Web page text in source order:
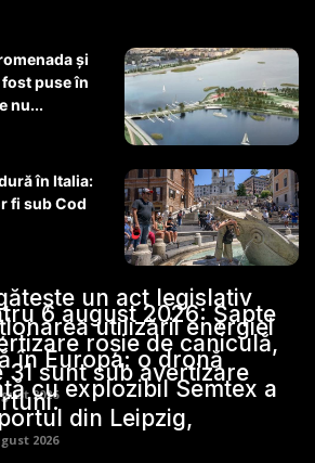
și
puse în
nu...
în Italia:
fi sub Cod
un act legislativ
utilizării energiei
2026
6 august 2026: Șapte
roșie de caniculă,
sunt sub avertizare
2026
în Europa: o dronă
cu explozibil Semtex a
din Leipzig,